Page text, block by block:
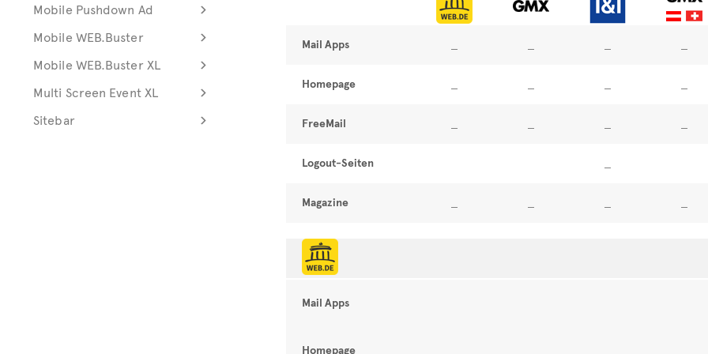
Mobile Pushdown Ad
Mobile WEB.Buster
Mobile WEB.Buster XL
Multi Screen Event XL
Sitebar
Mail Apps
Homepage
FreeMail
Logout-Seiten
Magazine
Mail Apps
Homepage